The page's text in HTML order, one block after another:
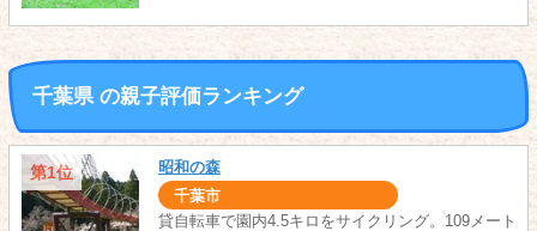
千葉県 の親子評価ランキング
第1位 昭和の森
千葉市
貸自転車で園内4.5キロをサイクリング。109メート